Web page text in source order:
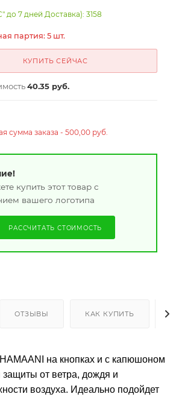
до 7 дней Доставка): 3158
партия: 5 шт.
КУПИТЬ СЕЙЧАС
40.35 руб.
сумма заказа - 500,00 руб.
купить этот товар с
вашего логотипа
РАССЧИТАТЬ СТОИМОСТЬ
ОТЗЫВЫ КАК КУПИТЬ
на кнопках и с капюшоном
защиты от ветра, дождя и
воздуха. Идеально подойдет